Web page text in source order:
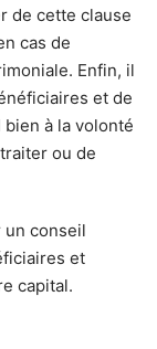
de cette clause
cas de
Enfin, il
et de
bien à la volonté
ou de
un conseil
et
capital.